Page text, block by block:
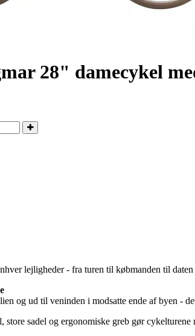
28" damecykel
lejligheder - fra turen til købmanden til
og ud til veninden i modsatte ende af byen -
store sadel og ergonomiske greb gør